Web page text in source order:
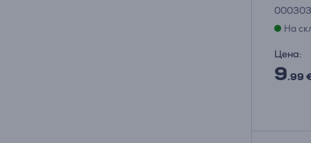
На
Цена:
9.99